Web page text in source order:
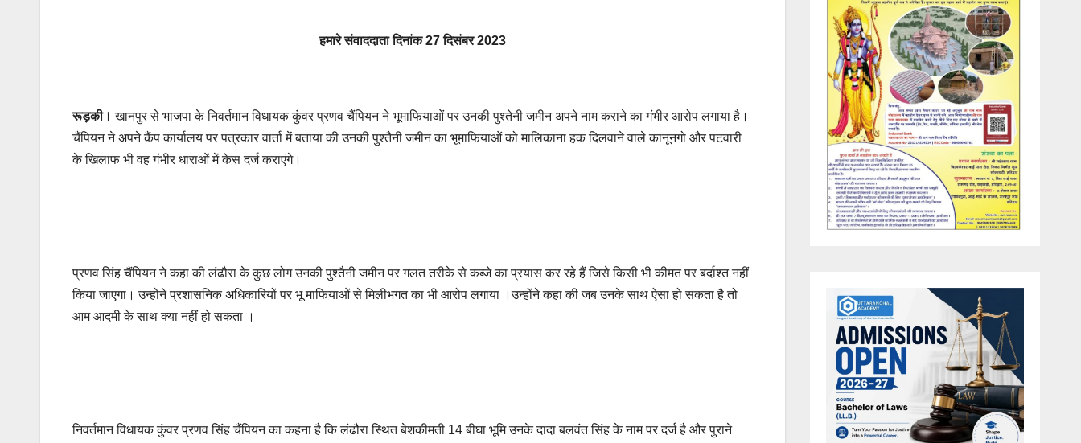
o
k
p
हमारे संवाददाता दिनांक 27 दिसंबर 2023
रूड़की। खानपुर से भाजपा के निवर्तमान विधायक कुंवर प्रणव चैंपियन ने भूमाफियाओं पर उनकी पुश्तेनी जमीन अपने नाम कराने का गंभीर आरोप लगाया है।
चैंपियन ने अपने कैंप कार्यालय पर पत्रकार वार्ता में बताया की उनकी पुश्तैनी जमीन का भूमाफियाओं को मालिकाना हक दिलवाने वाले कानूनगो और पटवारी
के खिलाफ भी वह गंभीर धाराओं में केस दर्ज कराएंगे।
प्रणव सिंह चैंपियन ने कहा की लंढौरा के कुछ लोग उनकी पुश्तैनी जमीन पर गलत तरीके से कब्जे का प्रयास कर रहे हैं जिसे किसी भी कीमत पर बर्दाश्त नहीं
किया जाएगा। उन्होंने प्रशासनिक अधिकारियों पर भू माफियाओं से मिलीभगत का भी आरोप लगाया ।उन्होंने कहा की जब उनके साथ ऐसा हो सकता है तो
आम आदमी के साथ क्या नहीं हो सकता ।
निवर्तमान विधायक कुंवर प्रणव सिंह चैंपियन का कहना है कि लंढौरा स्थित बेशकीमती 14 बीघा भूमि उनके दादा बलवंत सिंह के नाम पर दर्ज है और पुराने